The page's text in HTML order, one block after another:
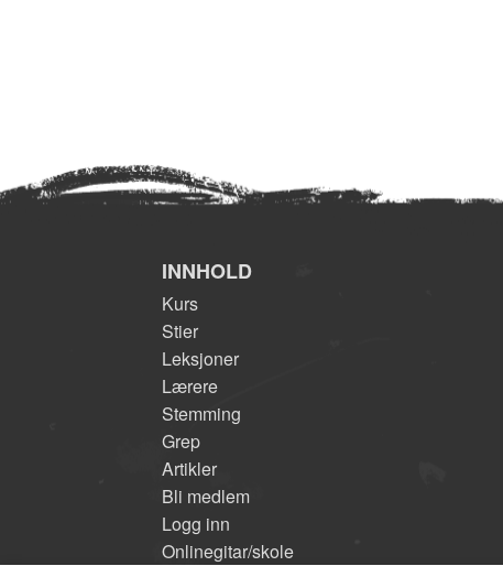
INNHOLD
Kurs
Stier
Leksjoner
Lærere
Stemming
Grep
Artikler
Bli medlem
Logg inn
Onlinegitar/skole